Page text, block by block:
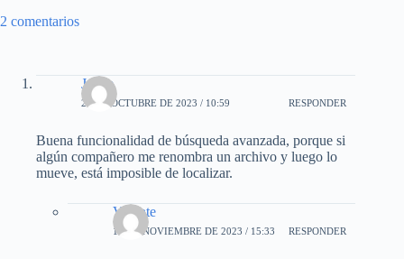
2 comentarios
Jaime
24 DE OCTUBRE DE 2023 / 10:59 RESPONDER
Buena funcionalidad de búsqueda avanzada, porque si
algún compañero me renombra un archivo y luego lo
mueve, está imposible de localizar.
Vicente
18 DE NOVIEMBRE DE 2023 / 15:33 RESPONDER